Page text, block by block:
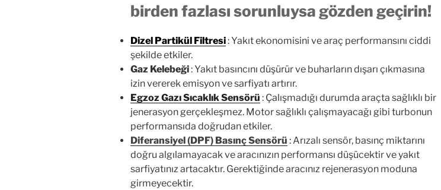
birden fazlası sorunluysa gözden geçirin!
Dizel Partikül Filtresi: Yakıt ekonomisini ve araç performansını ciddi
şekilde etkiler.
Gaz Kelebeği: Yakıt basıncını düşürür ve buharların dışarı çıkmasına
izin vererek emisyon ve sarfiyatı artırır.
Egzoz Gazı Sıcaklık Sensörü : Çalışmadığı durumda araçta sağlıklı bir
jenerasyon gerçekleşmez. Motor sağlıklı çalışmayacağı gibi turbonun
performansıda doğrudan etkiler.
Diferansiyel (DPF) Basınç Sensörü : Arızalı sensör, basınç miktarını
doğru algılamayacak ve aracınızın performansı düşücektir ve yakıt
sarfiyatınız artacaktır. Gerektiğinde aracınız rejenerasyon moduna
girmeyecektir.